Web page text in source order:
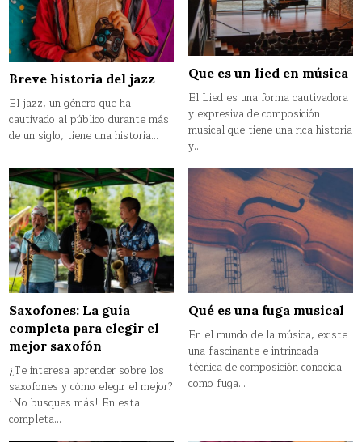
Breve historia del jazz
El jazz, un género que ha
cautivado al público durante más
de un siglo, tiene una historia…
Que es un lied en música
El Lied es una forma cautivadora
y expresiva de composición
musical que tiene una rica historia
y…
Saxofones: La guía
completa para elegir el
mejor saxofón
¿Te interesa aprender sobre los
saxofones y cómo elegir el mejor?
¡No busques más! En esta
completa…
Qué es una fuga musical
En el mundo de la música, existe
una fascinante e intrincada
técnica de composición conocida
como fuga…